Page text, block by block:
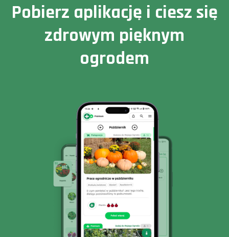
Pobierz aplikację i ciesz się
zdrowym pięknym
ogrodem